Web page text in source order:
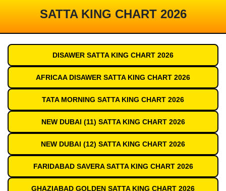
SATTA KING CHART 2026
DISAWER SATTA KING CHART 2026
AFRICAA DISAWER SATTA KING CHART 2026
TATA MORNING SATTA KING CHART 2026
NEW DUBAI (11) SATTA KING CHART 2026
NEW DUBAI (12) SATTA KING CHART 2026
FARIDABAD SAVERA SATTA KING CHART 2026
GHAZIABAD GOLDEN SATTA KING CHART 2026